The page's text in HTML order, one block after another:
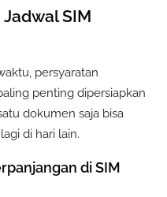
SIM
persyaratan
penting dipersiapkan
dokumen saja bisa
di hari lain.
di SIM